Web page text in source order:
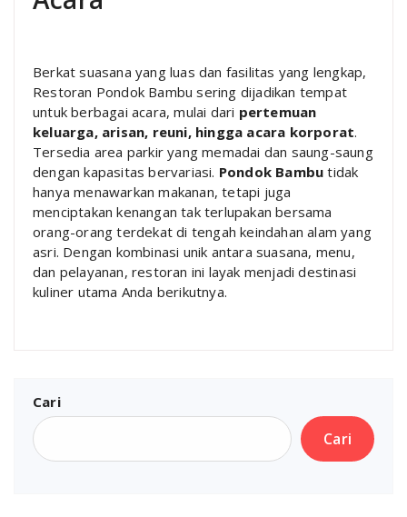
Berkat suasana yang luas dan fasilitas yang lengkap,
Restoran Pondok Bambu sering dijadikan tempat
untuk berbagai acara, mulai dari pertemuan
keluarga, arisan, reuni, hingga acara korporat.
Tersedia area parkir yang memadai dan saung-saung
dengan kapasitas bervariasi. Pondok Bambu tidak
hanya menawarkan makanan, tetapi juga
menciptakan kenangan tak terlupakan bersama
orang-orang terdekat di tengah keindahan alam yang
asri. Dengan kombinasi unik antara suasana, menu,
dan pelayanan, restoran ini layak menjadi destinasi
kuliner utama Anda berikutnya.
Cari
Cari